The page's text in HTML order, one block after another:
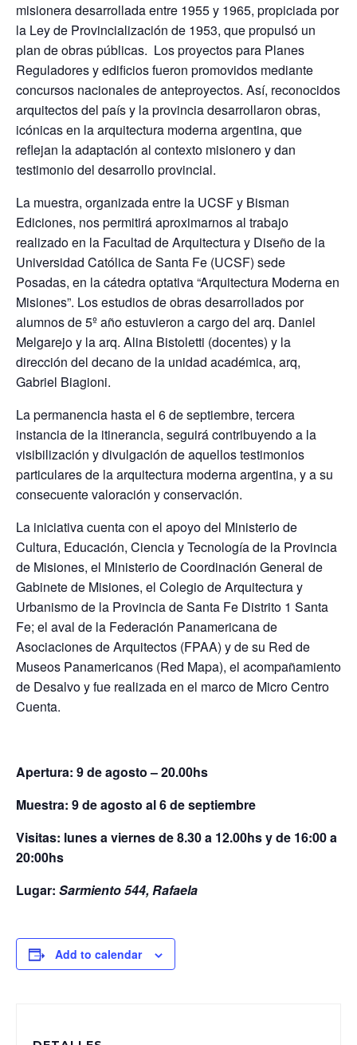
misionera desarrollada entre 1955 y 1965, propiciada por
la Ley de Provincialización de 1953, que propulsó un
plan de obras públicas. Los proyectos para Planes
Reguladores y edificios fueron promovidos mediante
concursos nacionales de anteproyectos. Así, reconocidos
arquitectos del país y la provincia desarrollaron obras,
icónicas en la arquitectura moderna argentina, que
reflejan la adaptación al contexto misionero y dan
testimonio del desarrollo provincial.
La muestra, organizada entre la UCSF y Bisman
Ediciones, nos permitirá aproximarnos al trabajo
realizado en la Facultad de Arquitectura y Diseño de la
Universidad Católica de Santa Fe (UCSF) sede
Posadas, en la cátedra optativa “Arquitectura Moderna en
Misiones”. Los estudios de obras desarrollados por
alumnos de 5º año estuvieron a cargo del arq. Daniel
Melgarejo y la arq. Alina Bistoletti (docentes) y la
dirección del decano de la unidad académica, arq,
Gabriel Biagioni.
La permanencia hasta el 6 de septiembre, tercera
instancia de la itinerancia, seguirá contribuyendo a la
visibilización y divulgación de aquellos testimonios
particulares de la arquitectura moderna argentina, y a su
consecuente valoración y conservación.
La iniciativa cuenta con el apoyo del Ministerio de
Cultura, Educación, Ciencia y Tecnología de la Provincia
de Misiones, el Ministerio de Coordinación General de
Gabinete de Misiones, el Colegio de Arquitectura y
Urbanismo de la Provincia de Santa Fe Distrito 1 Santa
Fe; el aval de la Federación Panamericana de
Asociaciones de Arquitectos (FPAA) y de su Red de
Museos Panamericanos (Red Mapa), el acompañamiento
de Desalvo y fue realizada en el marco de Micro Centro
Cuenta.
Apertura: 9 de agosto – 20.00hs
Muestra: 9 de agosto al 6 de septiembre
Visitas: lunes a viernes de 8.30 a 12.00hs y de 16:00 a
20:00hs
Lugar: Sarmiento 544, Rafaela
Add to calendar